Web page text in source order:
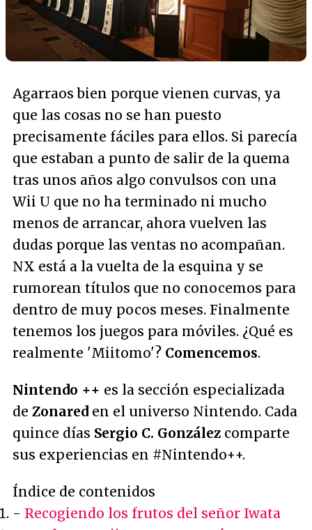
Agarraos bien porque vienen curvas, ya
que las cosas no se han puesto
precisamente fáciles para ellos. Si parecía
que estaban a punto de salir de la quema
tras unos años algo convulsos con una
Wii U que no ha terminado ni mucho
menos de arrancar, ahora vuelven las
dudas porque las ventas no acompañan.
NX está a la vuelta de la esquina y se
rumorean títulos que no conocemos para
dentro de muy pocos meses. Finalmente
tenemos los juegos para móviles. ¿Qué es
realmente 'Miitomo'? Comencemos.
Nintendo ++ es la sección especializada
de Zonared en el universo Nintendo. Cada
quince días Sergio C. González comparte
sus experiencias en #Nintendo++.
Índice de contenidos
- Recogiendo los frutos del señor Iwata